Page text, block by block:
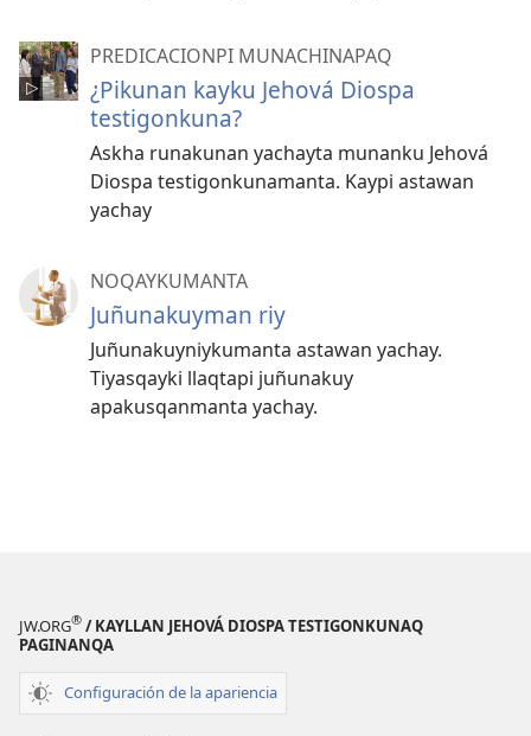
PREDICACIONPI MUNACHINAPAQ
¿Pikunan kayku Jehová Diospa
testigonkuna?
Askha runakunan yachayta munanku Jehová
Diospa testigonkunamanta. Kaypi astawan
yachay
NOQAYKUMANTA
Juñunakuyman riy
Juñunakuyniykumanta astawan yachay.
Tiyasqayki llaqtapi juñunakuy
apakusqanmanta yachay.
JW.ORG® / KAYLLAN JEHOVÁ DIOSPA TESTIGONKUNAQ
PAGINANQA
Configuración de la apariencia